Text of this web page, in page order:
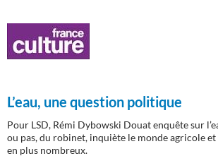
L’eau, une question politique
Pour LSD, Rémi Dybowski Douat enquête sur
ou pas, du robinet, inquiète le monde agricole
en plus nombreux.